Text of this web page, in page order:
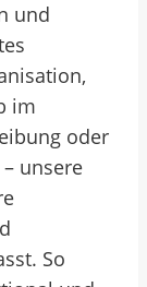
und
im
oder
unsere
So